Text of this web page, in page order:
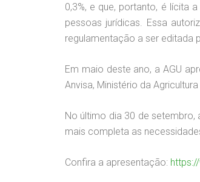
0,3%, e que, portanto, é lícita
pessoas jurídicas. Essa
regulamentação a ser editada
Em maio deste ano, a AGU
Anvisa, Ministério da
No último dia 30 de
mais completa as
Confira a apresentação: